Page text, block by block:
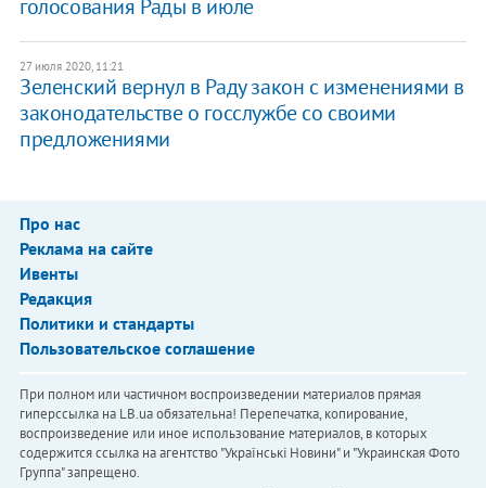
голосования Рады в июле
27 июля 2020, 11:21
Зеленский вернул в Раду закон с изменениями в
законодательстве о госслужбе со своими
предложениями
Про нас
Реклама на сайте
Ивенты
Редакция
Политики и стандарты
Пользовательское соглашение
При полном или частичном воспроизведении материалов прямая
гиперссылка на LB.ua обязательна! Перепечатка, копирование,
воспроизведение или иное использование материалов, в которых
содержится ссылка на агентство "Українськi Новини" и "Украинская Фото
Группа" запрещено.